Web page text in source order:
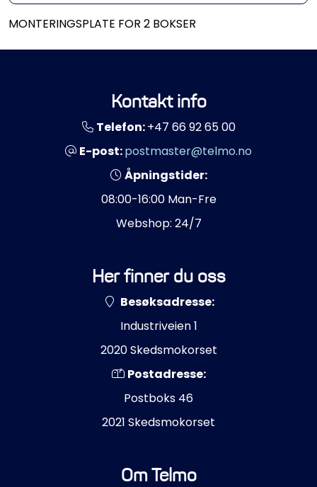
MONTERINGSPLATE FOR 2 BOKSER
Kontakt info
Telefon:+47 66 92 65 00
E-post:postmaster@telmo.no
Åpningstider:
08:00-16:00 Man-Fre
Webshop: 24/7
Her finner du oss
Besøksadresse:
Industriveien 1
2020 Skedsmokorset
Postadresse:
Postboks 46
2021 Skedsmokorset
Om Telmo